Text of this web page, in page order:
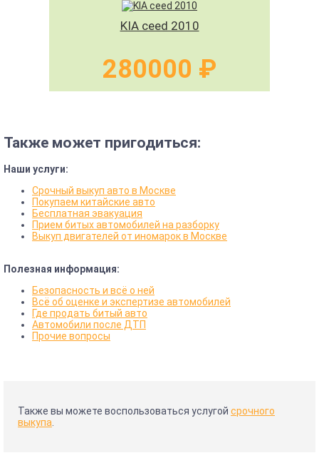
KIA ceed 2010
280000 ₽
Также может пригодиться:
Наши услуги:
Срочный выкуп авто в Москве
Покупаем китайские авто
Бесплатная эвакуация
Прием битых автомобилей на разборку
Выкуп двигателей от иномарок в Москве
Полезная информация:
Безопасность и всё о ней
Всё об оценке и экспертизе автомобилей
Где продать битый авто
Автомобили после ДТП
Прочие вопросы
Также вы можете воспользоваться услугой срочного
выкупа.